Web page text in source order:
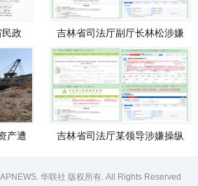
政
吉林省司法厅副厅长林松涉嫌
产遭
吉林省司法厅某领导涉嫌操纵
华联社 版权所有. All Rights Reserved